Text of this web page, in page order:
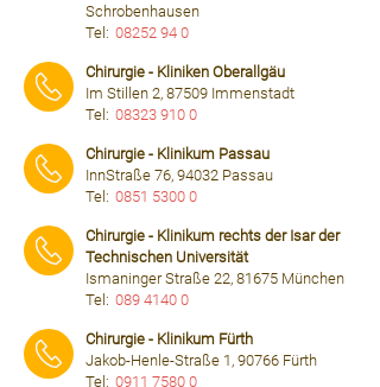
Schrobenhausen
Tel: 08252 94 0
Chirurgie - Kliniken Oberallgäu
Im Stillen 2, 87509 Immenstadt
Tel: 08323 910 0
Chirurgie - Klinikum Passau
InnStraße 76, 94032 Passau
Tel: 0851 5300 0
Chirurgie - Klinikum rechts der Isar der
Technischen Universität
Ismaninger Straße 22, 81675 München
Tel: 089 4140 0
Chirurgie - Klinikum Fürth
Jakob-Henle-Straße 1, 90766 Fürth
Tel: 0911 7580 0